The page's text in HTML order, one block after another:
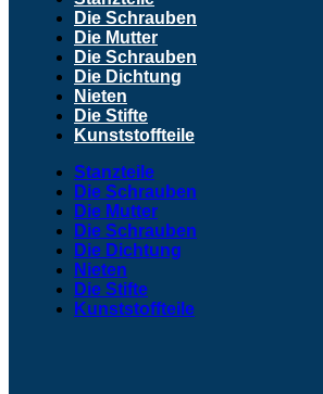
Die Schrauben
Die Mutter
Die Schrauben
Die Dichtung
Nieten
Die Stifte
Kunststoffteile
Stanzteile
Die Schrauben
Die Mutter
Die Schrauben
Die Dichtung
Nieten
Die Stifte
Kunststoffteile